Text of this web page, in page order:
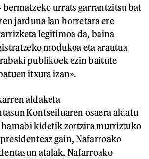
bermatzeko urrats garrantzitsu bat
jarduna lan horretara ere
legitimoa da, baina
modukoa eta arautua
publikoek ezin baitute
itxura izan».
aldaketa
Kontseiluaren osaera aldatu
hamabi kidetik zortzira murriztuko
gain, Nafarroako
atalak, Nafarroako